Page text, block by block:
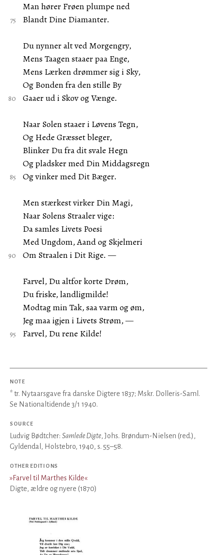
Man hører Frøen plumpe ned
Blandt Dine Diamanter.
Du nynner alt ved Morgengry,
Mens Taagen staaer paa Enge,
Mens Lærken drømmer sig i Sky,
Og Bonden fra den stille By
Gaaer ud i Skov og Vænge.
Naar Solen staaer i Løvens Tegn,
Og Hede Græsset bleger,
Blinker Du fra dit svale Hegn
Og pladsker med Din Middagsregn
Og vinker med Dit Bæger.
Men stærkest virker Din Magi,
Naar Solens Straaler vige:
Da samles Livets Poesi
Med Ungdom, Aand og Skjelmeri
Om Straalen i Dit Rige. —
Farvel, Du altfor korte Drøm,
Du friske, landligmilde!
Modtag min Tak, saa varm og øm,
Jeg maa igjen i Livets Strøm, —
Farvel, Du rene Kilde!
NOTE
* tr. Nytaarsgave fra danske Digtere 1837; Mskr. Dolleris-Saml.
Se Nationaltidende 3/1 1940.
SOURCE
Ludvig Bødtcher: Samlede Digte, Johs. Brøndum-Nielsen (red.),
Gyldendal, Holstebro, 1940, s. 55–58.
OTHER EDITIONS
»Farvel til Marthes Kilde«
Digte, ældre og nyere (1870)